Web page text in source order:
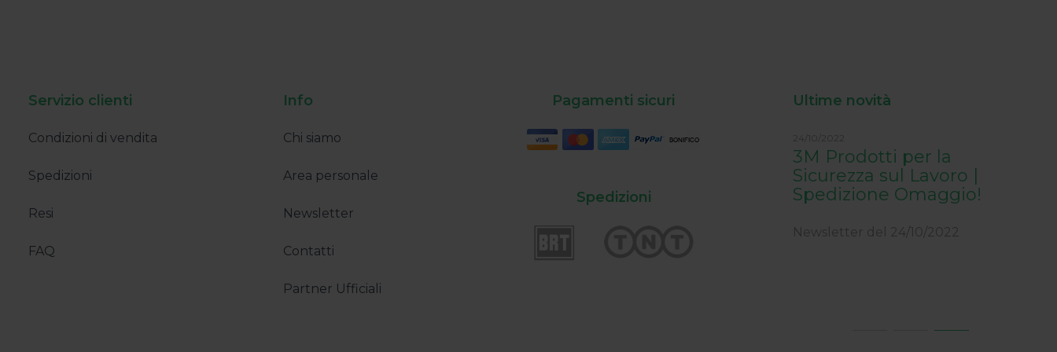
Servizio clienti
Condizioni di vendita
Spedizioni
Resi
FAQ
Info
Chi siamo
Area personale
Newsletter
Contatti
Partner Ufficiali
Pagamenti sicuri
Spedizioni
Ultime novità
24/10/2022
Sicurezza sul Lavoro |
19/12/2022 03/11/2022
3M Assorbitori Industriali,
promozione | Spedizione
3M Prodotti per la
Sicurezza sul Lavoro |
Spedizione Omaggio!